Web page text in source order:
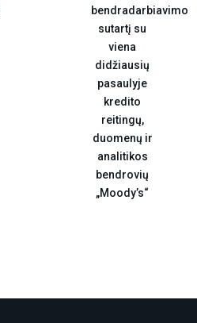
bendradarbiavimo
sutartį su
viena
didžiausių
pasaulyje
kredito
reitingų,
duomenų ir
analitikos
bendrovių
„Moody’s“